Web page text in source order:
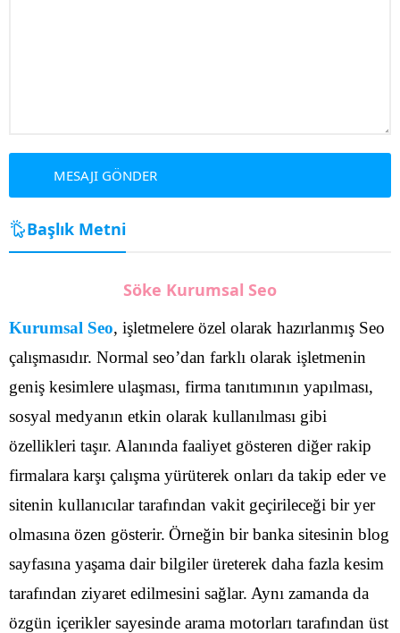
Başlık Metni
Söke Kurumsal Seo
Kurumsal Seo, işletmelere özel olarak hazırlanmış Seo
çalışmasıdır. Normal seo’dan farklı olarak işletmenin
geniş kesimlere ulaşması, firma tanıtımının yapılması,
sosyal medyanın etkin olarak kullanılması gibi
özellikleri taşır. Alanında faaliyet gösteren diğer rakip
firmalara karşı çalışma yürüterek onları da takip eder ve
sitenin kullanıcılar tarafından vakit geçirileceği bir yer
olmasına özen gösterir. Örneğin bir banka sitesinin blog
sayfasına yaşama dair bilgiler üreterek daha fazla kesim
tarafından ziyaret edilmesini sağlar. Aynı zamanda da
özgün içerikler sayesinde arama motorları tarafından üst